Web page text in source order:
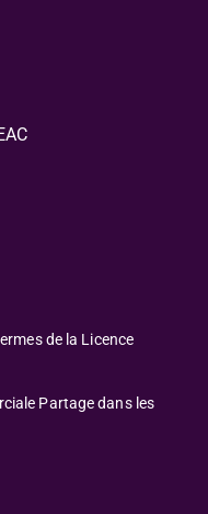
de la Licence
Partage dans les